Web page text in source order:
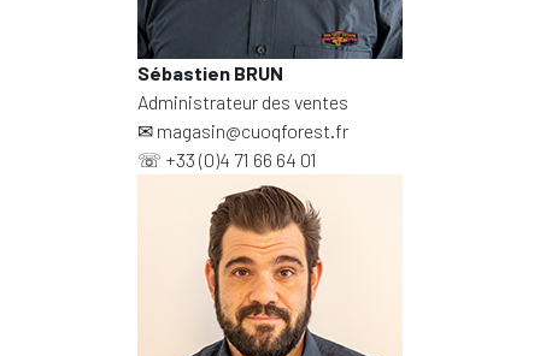
Sébastien BRUN
Administrateur des ventes
✉ magasin@cuoqforest.fr
☏ +33 (0)4 71 66 64 01